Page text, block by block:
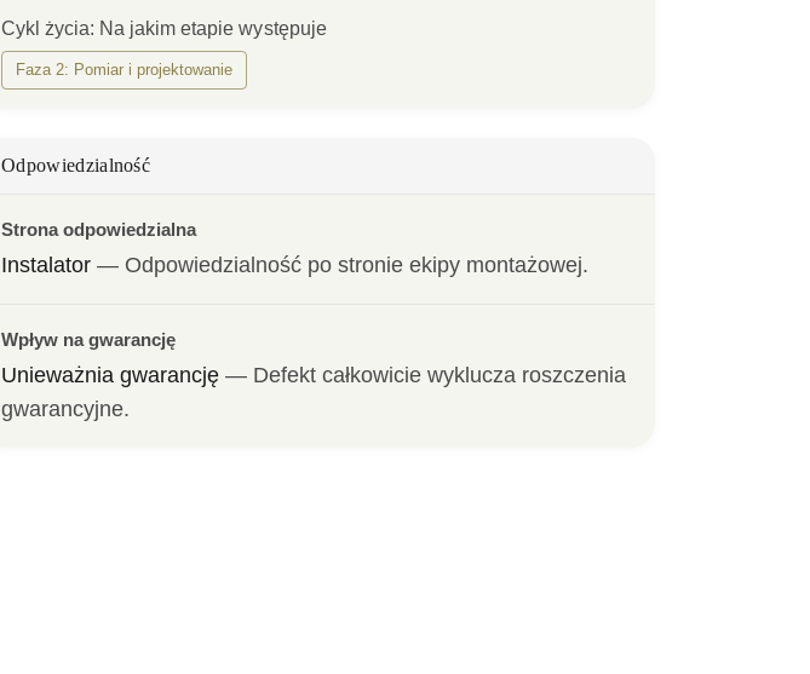
Cykl życia: Na jakim etapie występuje
Faza 2: Pomiar i projektowanie
Odpowiedzialność
Strona odpowiedzialna
Instalator — Odpowiedzialność po stronie ekipy montażowej.
Wpływ na gwarancję
Unieważnia gwarancję — Defekt całkowicie wyklucza roszczenia
gwarancyjne.